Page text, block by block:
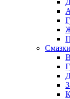
Смазки